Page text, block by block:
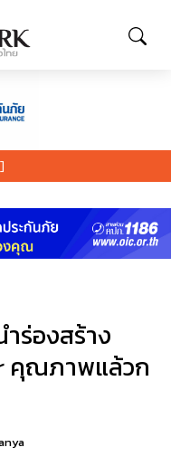
ร่องสร้าง
คุณภาพแล้วก